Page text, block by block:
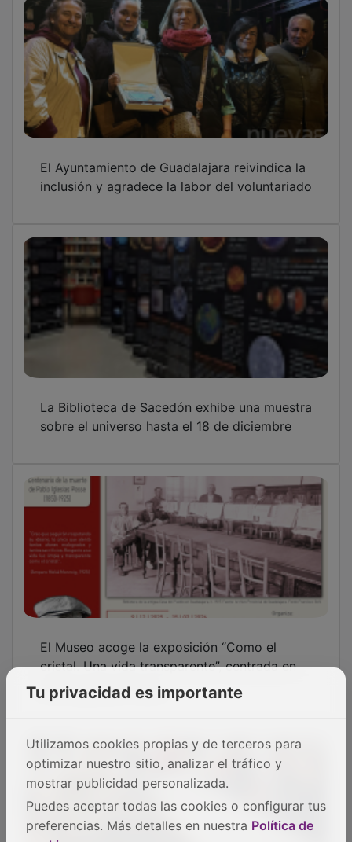
inclusión y agradece la labor del voluntariado
sobre el universo hasta el 18 de diciembre
cristal. Una vida transparente”, centrada en
Tu privacidad es importante
Utilizamos cookies propias y de terceros para
optimizar nuestro sitio, analizar el tráfico y
mostrar publicidad personalizada.
Puedes aceptar todas las cookies o configurar tus
preferencias. Más detalles en nuestra Política de